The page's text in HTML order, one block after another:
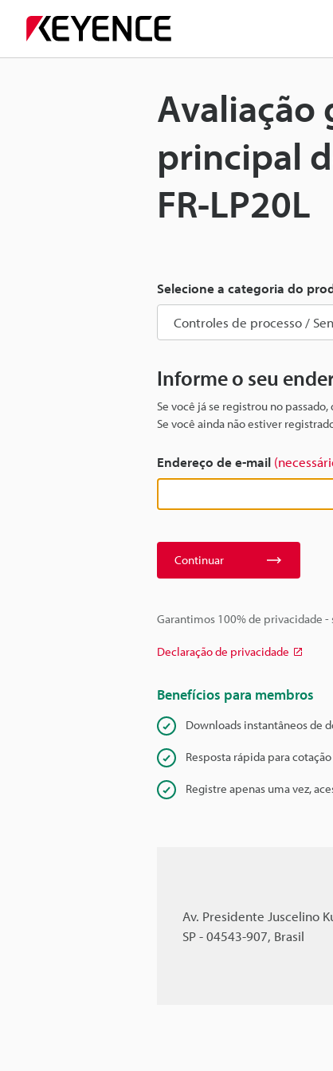
Avaliação
principal
FR-LP20L
Selecione a categoria do
Informe o seu
Se você já se registrou no
Se você ainda não estiver
Endereço de e-mail
Continuar
Garantimos 100% de privacidade
Declaração de privacidade
Benefícios para membros
Downloads instantâneos de
Resposta rápida para
Registre apenas uma vez,
Av. Presidente Juscelino
SP - 04543-907, Brasil